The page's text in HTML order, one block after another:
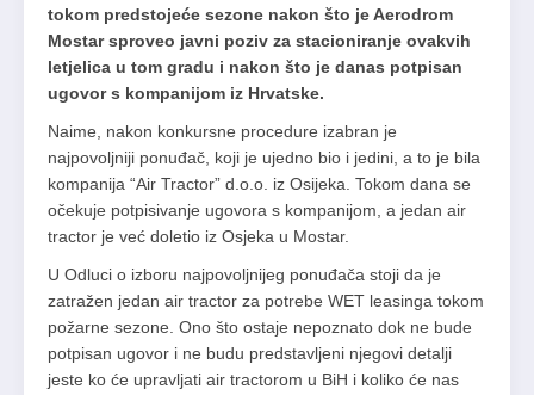
tokom predstojeće sezone nakon što je Aerodrom
Mostar sproveo javni poziv za stacioniranje ovakvih
letjelica u tom gradu i nakon što je danas potpisan
ugovor s kompanijom iz Hrvatske.
Naime, nakon konkursne procedure izabran je
najpovoljniji ponuđač, koji je ujedno bio i jedini, a to je bila
kompanija “Air Tractor” d.o.o. iz Osijeka. Tokom dana se
očekuje potpisivanje ugovora s kompanijom, a jedan air
tractor je već doletio iz Osjeka u Mostar.
U Odluci o izboru najpovoljnijeg ponuđača stoji da je
zatražen jedan air tractor za potrebe WET leasinga tokom
požarne sezone. Ono što ostaje nepoznato dok ne bude
potpisan ugovor i ne budu predstavljeni njegovi detalji
jeste ko će upravljati air tractorom u BiH i koliko će nas